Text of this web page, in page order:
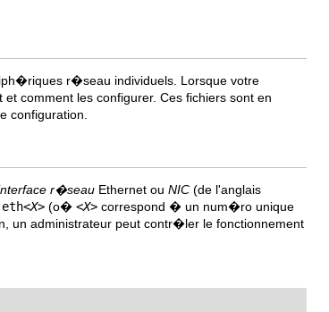
r�seau individuels. Lorsque votre
comment les configurer. Ces fichiers sont en
r�seau Ethernet ou NIC (de l'anglais
<X> (o� <X> correspond � un num�ro unique
administrateur peut contr�ler le fonctionnement